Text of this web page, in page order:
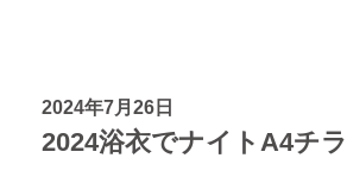
2024年7月26日
2024浴衣でナイトA4チ